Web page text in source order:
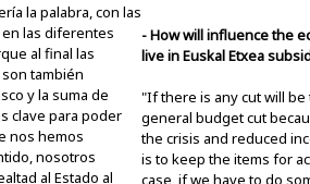
la palabra, con las
las diferentes
al final las
también
y la suma de
clave para poder
nos hemos
nosotros
al Estado al
- How will influence the
live in Euskal Etxea
"If there is any cut will be
general budget cut
the crisis and reduced
is to keep the items for
case, if we have to do